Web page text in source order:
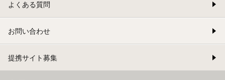
よくある質問
お問い合わせ
提携サイト募集